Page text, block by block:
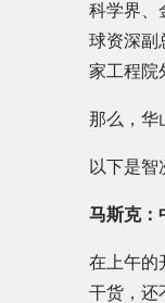
科学界、
球资深副
家工程院
那么，华
以下是智
马斯克：
在上午的
干货，还